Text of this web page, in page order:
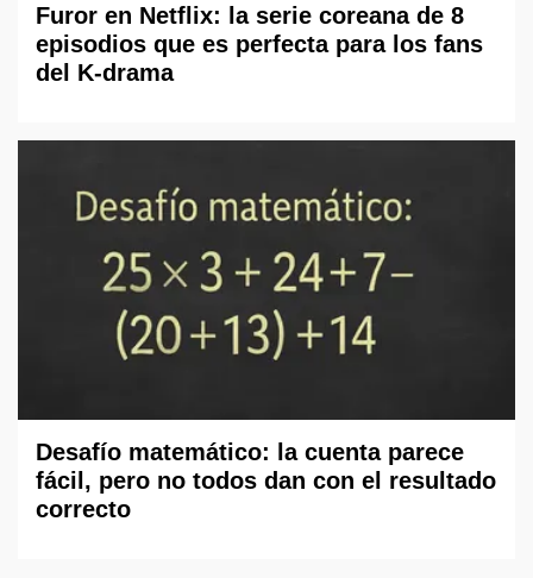
Furor en Netflix: la serie coreana de 8
episodios que es perfecta para los fans
del K-drama
Desafío matemático: la cuenta parece
fácil, pero no todos dan con el resultado
correcto